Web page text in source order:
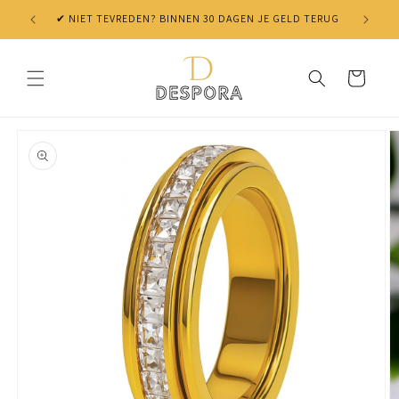
Skip to
content
✔ NIET TEVREDEN? BINNEN 30 DAGEN JE GELD TERUG
Cart
product
information